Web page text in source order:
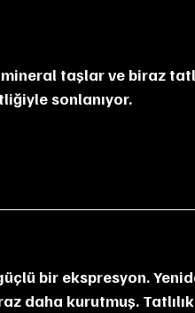
sonlanıyor.
daha kurutmuş. Tatlılık